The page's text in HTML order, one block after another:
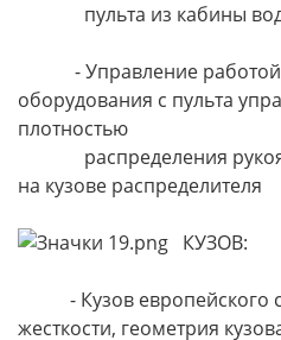
пульта из кабины
- Управление работой
оборудования с пульта
плотностью
распределения
на кузове распределителя
КУЗОВ:
- Кузов европейского
жесткости, геометрия